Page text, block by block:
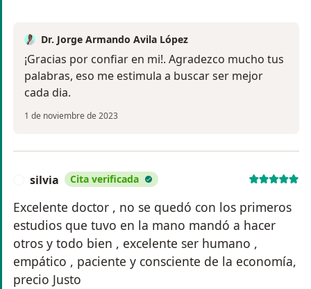
Dr. Jorge Armando Avila López
¡Gracias por confiar en mi!. Agradezco mucho tus
palabras, eso me estimula a buscar ser mejor
cada dia.
1 de noviembre de 2023
silvia Cita verificada
Excelente doctor , no se quedó con los primeros
estudios que tuvo en la mano mandó a hacer
otros y todo bien , excelente ser humano ,
empático , paciente y consciente de la economía,
precio Justo